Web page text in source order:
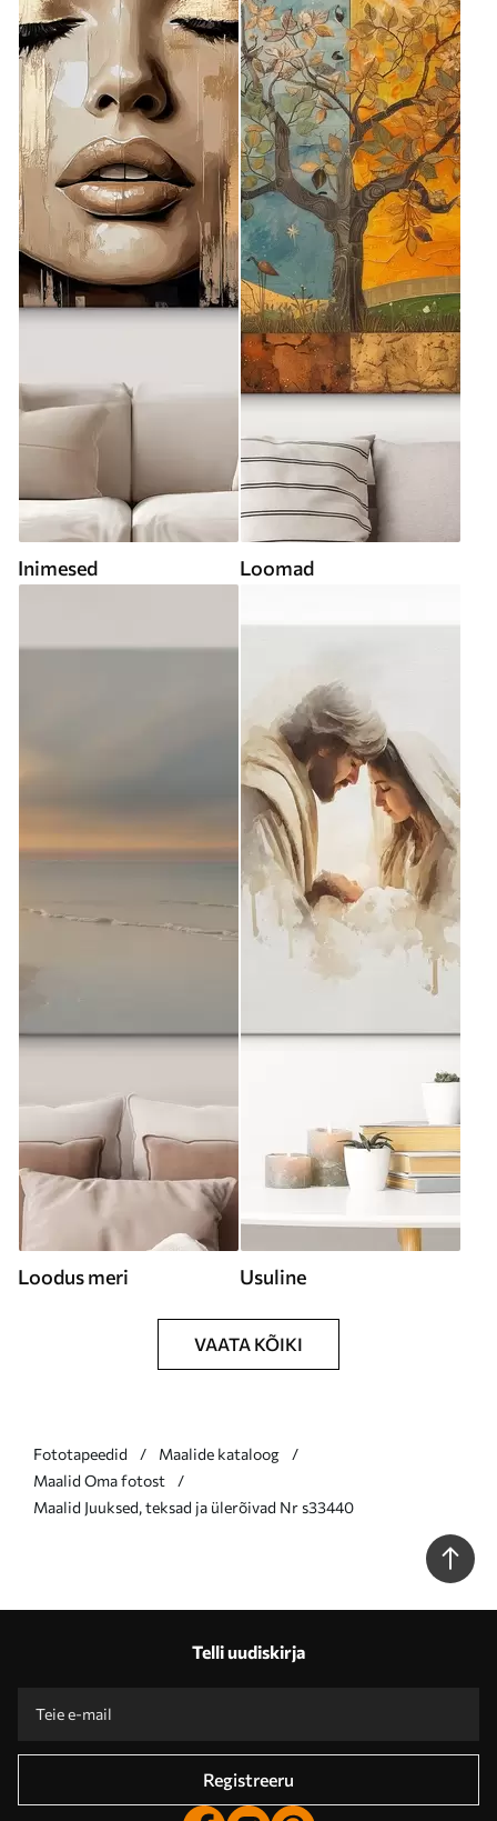
Inimesed Loomad
Loodus meri Usuline
VAATA KÕIKI
Fototapeedid
Maalide kataloog
Maalid Oma fotost
Maalid Juuksed, teksad ja ülerõivad Nr s33440
Telli uudiskirja
Registreeru